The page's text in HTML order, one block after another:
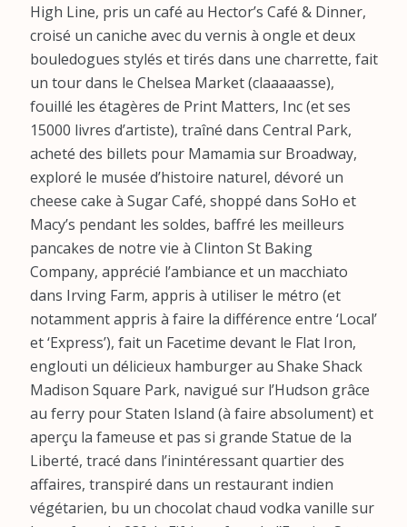
High Line, pris un café au Hector’s Café & Dinner,
croisé un caniche avec du vernis à ongle et deux
bouledogues stylés et tirés dans une charrette, fait
un tour dans le Chelsea Market (claaaaasse),
fouillé les étagères de Print Matters, Inc (et ses
15000 livres d’artiste), traîné dans Central Park,
acheté des billets pour Mamamia sur Broadway,
exploré le musée d’histoire naturel, dévoré un
cheese cake à Sugar Café, shoppé dans SoHo et
Macy’s pendant les soldes, baffré les meilleurs
pancakes de notre vie à Clinton St Baking
Company, apprécié l’ambiance et un macchiato
dans Irving Farm, appris à utiliser le métro (et
notamment appris à faire la différence entre ‘Local’
et ‘Express’), fait un Facetime devant le Flat Iron,
englouti un délicieux hamburger au Shake Shack
Madison Square Park, navigué sur l’Hudson grâce
au ferry pour Staten Island (à faire absolument) et
aperçu la fameuse et pas si grande Statue de la
Liberté, tracé dans l’inintéressant quartier des
affaires, transpiré dans un restaurant indien
végétarien, bu un chocolat chaud vodka vanille sur